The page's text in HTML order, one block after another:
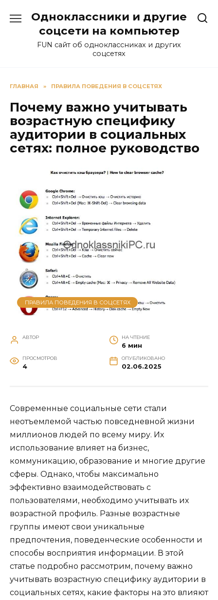
содержанию
Одноклассники и другие
соцсети на компьютер
FUN сайт об одноклассниках и других
соцсетях
ГЛАВНАЯ » ПРАВИЛА ПОВЕДЕНИЯ В СОЦСЕТЯХ
Почему важно учитывать
возрастную специфику
аудитории в социальных
сетях: полное руководство
ПРАВИЛА ПОВЕДЕНИЯ В СОЦСЕТЯХ
АВТОР НА ЧТЕНИЕ
6 мин
ПРОСМОТРОВ
4
ОПУБЛИКОВАНО
02.06.2025
Современные социальные сети стали
неотъемлемой частью повседневной жизни
миллионов людей по всему миру. Их
использование влияет на бизнес,
коммуникацию, образование и многие другие
сферы. Однако, чтобы максимально
эффективно взаимодействовать с
пользователями, необходимо учитывать их
возрастной профиль. Разные возрастные
группы имеют свои уникальные
предпочтения, поведенческие особенности и
способы восприятия информации. В этой
статье подробно рассмотрим, почему важно
учитывать возрастную специфику аудитории в
социальных сетях, какие факторы на это влияют